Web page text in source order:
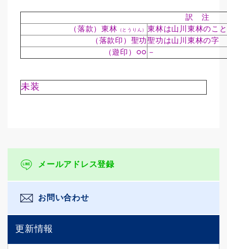
訳 注
（落款）東林 （とうりん）
東林は山川東林のこと
（落款印）聖功 聖功は山川東林の字
（遊印）○○ －
未装
メールアドレス登録
お問い合わせ
更新情報